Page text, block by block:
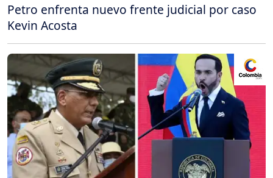
Petro enfrenta nuevo frente judicial por caso
Kevin Acosta